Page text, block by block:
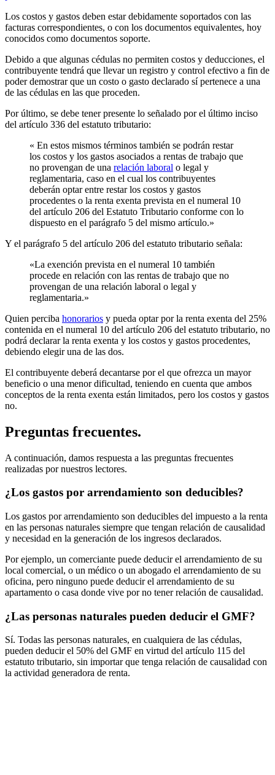
Los costos y gastos deben estar debidamente soportados con las
facturas correspondientes, o con los documentos equivalentes, hoy
conocidos como documentos soporte.
Debido a que algunas cédulas no permiten costos y deducciones, el
contribuyente tendrá que llevar un registro y control efectivo a fin de
poder demostrar que un costo o gasto declarado sí pertenece a una
de las cédulas en las que proceden.
Por último, se debe tener presente lo señalado por el último inciso
del artículo 336 del estatuto tributario:
« En estos mismos términos también se podrán restar
los costos y los gastos asociados a rentas de trabajo que
no provengan de una relación laboral o legal y
reglamentaria, caso en el cual los contribuyentes
deberán optar entre restar los costos y gastos
procedentes o la renta exenta prevista en el numeral 10
del artículo 206 del Estatuto Tributario conforme con lo
dispuesto en el parágrafo 5 del mismo artículo.»
Y el parágrafo 5 del artículo 206 del estatuto tributario señala:
«La exención prevista en el numeral 10 también
procede en relación con las rentas de trabajo que no
provengan de una relación laboral o legal y
reglamentaria.»
Quien perciba honorarios y pueda optar por la renta exenta del 25%
contenida en el numeral 10 del artículo 206 del estatuto tributario, no
podrá declarar la renta exenta y los costos y gastos procedentes,
debiendo elegir una de las dos.
El contribuyente deberá decantarse por el que ofrezca un mayor
beneficio o una menor dificultad, teniendo en cuenta que ambos
conceptos de la renta exenta están limitados, pero los costos y gastos
no.
Preguntas frecuentes.
A continuación, damos respuesta a las preguntas frecuentes
realizadas por nuestros lectores.
¿Los gastos por arrendamiento son deducibles?
Los gastos por arrendamiento son deducibles del impuesto a la renta
en las personas naturales siempre que tengan relación de causalidad
y necesidad en la generación de los ingresos declarados.
Por ejemplo, un comerciante puede deducir el arrendamiento de su
local comercial, o un médico o un abogado el arrendamiento de su
oficina, pero ninguno puede deducir el arrendamiento de su
apartamento o casa donde vive por no tener relación de causalidad.
¿Las personas naturales pueden deducir el GMF?
Sí. Todas las personas naturales, en cualquiera de las cédulas,
pueden deducir el 50% del GMF en virtud del artículo 115 del
estatuto tributario, sin importar que tenga relación de causalidad con
la actividad generadora de renta.